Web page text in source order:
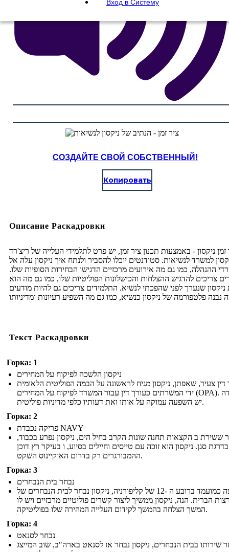
Вход в Систему
СОЗДАЙТЕ СВОЙ СОБСТВЕННЫЙ!
Копировать
Описание Раскадровки
זמן ניקסון - באמצעות תכנון ציר זמן, יש פרט לתלמידי העלייה של ריצ'רד
למשרד לנשיאות. סטודנטים יוכלו להסביר ולנתח איך ניקסון עלה אל
ההנהלה, כמו גם מה אירועים מרכזיים הדגישו הבחירות הסופיות שלו.
צריכים להדגיש ההצלחות והכישלונות הפוליטיות שלו, כמו גם מה הוא
שנערך לפני שהפכתי לנשיא. התלמידים צריכים גם להיות מודעים
Текст Раскадровки
Горка: 1
ניקסון הלשכה לפיקוח על המחירים
דין צעיר, שאפתן, ניקסון מגיח לראשונה על הבמה הפוליטית הלאומית
ידי המשרתים כעורך דין עבור המשרד לפיקוח על המחירים (OPA). העמדה
יש ​​השפעה עמוקה על אותו ואת דעותיו כלפי מדיניות פוליטית.
Горка: 2
פריקה נכבדת NAVY
ששירת ב הקצאות תחנה שונות הקרב בחיל הים, ניקסון נפרע בכבוד,
סגן. ניקסון הוא זוכה עם טייסים וחיילים בסיוע, ו בעיקר רץ דוכן
ההמבורגרים רק בדרום האוקיינוס ​​השקט.
Горка: 3
נבחר בית הנבחרים
ריצה כמועמד ברובע ה -12 של קליפורניה, ניקסון נבחר לבית הנבחרים של
הברית. הנה, ניקסון ממשיך ליצור קשרים פוליטיים מרכזיים ויש לו
המשך הצלחה בהמשך לקידום העלייה המהירה שלו בפוליטיקה.
Горка: 4
נבחר לסנאט
שירותו בבית הנבחרים, ניקסון נבחר אז לסנאט בארה"ב, שוב המייצג